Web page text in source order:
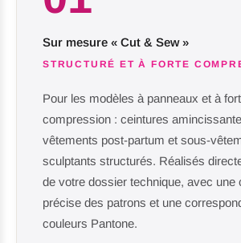
Sur mesure « Cut & Sew »
STRUCTURÉ ET À FORTE
Pour les modèles à panneaux et à
compression : ceintures
vêtements post-partum et sous-
sculptants structurés. Réalisés
de votre dossier technique, avec une
précise des patrons et une
couleurs Pantone.